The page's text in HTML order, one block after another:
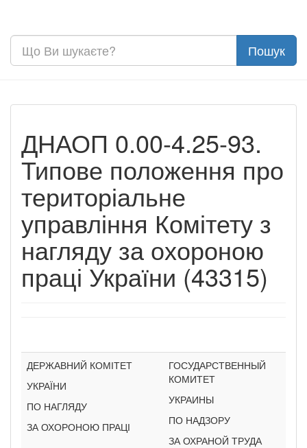
ДНАОП 0.00-4.25-93.
Типове положення про
територіальне
управління Комітету з
нагляду за охороною
праці України (43315)
ДЕРЖАВНИЙ КОМІТЕТ
УКРАЇНИ
ПО НАГЛЯДУ
ЗА ОХОРОНОЮ ПРАЦІ
ГОСУДАРСТВЕННЫЙ
КОМИТЕТ
УКРАИНЫ
ПО НАДЗОРУ
ЗА ОХРАНОЙ ТРУДА